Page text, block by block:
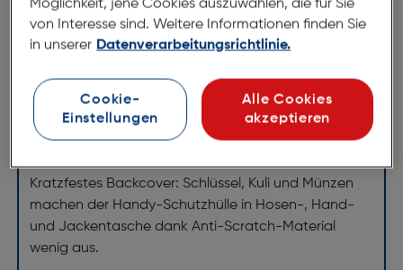
Anti-Gelbstich
Durchsichtige Handy-Hülle ohne Vergilben: lange
Freude an Ihrer Hülle, weil die spezielle
Materialzusammensetzung das gelbliche Verfärben
verhindert.
Kratzfestes Backcover: Schlüssel, Kuli und Münzen
machen der Handy-Schutzhülle in Hosen-, Hand-
und Jackentasche dank Anti-Scratch-Material
wenig aus.
Möglichkeit, jene Cookies auszuwählen, die für Sie
von Interesse sind. Weitere Informationen finden Sie
in unserer Datenverarbeitungsrichtlinie.
Cookie-
Einstellungen
Alle Cookies
akzeptieren